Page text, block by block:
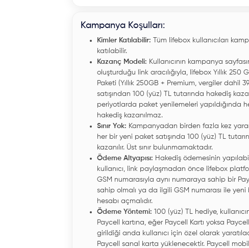
Kampanya Koşulları:
Kimler Katılabilir: Tüm lifebox kullanıcıları
katılabilir.
Kazanç Modeli: Kullanıcının kampanya
oluşturduğu link aracılığıyla, lifebox Yıllık 250
Paketi (Yıllık 250GB + Premium, vergiler dahil
satışından 100 (yüz) TL tutarında hakediş
periyotlarda paket yenilemeleri yapıldığında
hakediş kazanılmaz.
Sınır Yok: Kampanyadan birden fazla kez
her bir yeni paket satışında 100 (yüz) TL
kazanılır. Üst sınır bulunmamaktadır.
Ödeme Altyapısı: Hakediş ödemesinin
kullanıcı, link paylaşmadan önce lifebox
GSM numarasıyla aynı numaraya sahip bir
sahip olmalı ya da ilgili GSM numarası ile yeni
hesabı açmalıdır.
Ödeme Yöntemi: 100 (yüz) TL hediye,
Paycell kartına, eğer Paycell Kartı yoksa
girildiği anda kullanıcı için özel olarak
Paycell sanal karta yüklenecektir. Paycell